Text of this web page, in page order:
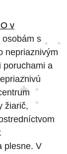
v
osobám s
nepriaznivým
poruchami a
žiarič,
plesne. V